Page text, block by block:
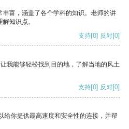
富，涵盖了各个学科的知识。老师的讲
知识点。
支持[0] 反对[0]
我能够轻松找到目的地，了解当地的风土
支持[0] 反对[0]
给你提供最高速度和安全性的连接，并帮